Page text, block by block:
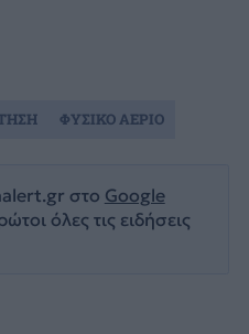
στο Google
όλες τις ειδήσεις
ΦΥΣΙΚΟ ΑΕΡΙΟ